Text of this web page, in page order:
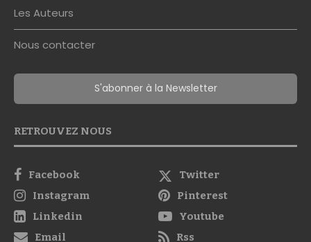
Les Auteurs
Nous contacter
S'abonner à la Newsletter
RETROUVEZ NOUS
Facebook
Twitter
Instagram
Pinterest
Linkedin
Youtube
Email
Rss